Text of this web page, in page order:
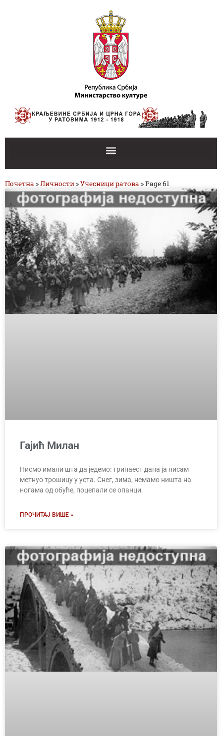
Почетна »Личности »Учесници ратова »Page 61
Гајић Милан
Нисмо имали шта да једемо: тринаест дана ја нисам
метнуо трошицу у уста. Снег, зима, немамо ништа на
ногама од обуће, поцепали се опанци.
ПРОЧИТАЈ ВИШЕ »